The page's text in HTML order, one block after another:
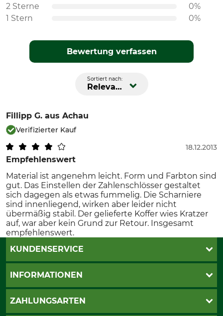
2 Sterne
0%
1 Stern
0%
Bewertung verfassen
Sortiert nach:
Relevanz
Fillipp G. aus Achau
Verifizierter Kauf
Empfehlenswert
18.12.2013
Material ist angenehm leicht. Form und Farbton sind
gut. Das Einstellen der Zahlenschlösser gestaltet
sich dagegen als etwas fummelig. Die Scharniere
sind innenliegend, wirken aber leider nicht
übermäßig stabil. Der gelieferte Koffer wies Kratzer
auf, war aber kein Grund zur Retour. Insgesamt
empfehlenswert.
KUNDENSERVICE
Live-Shopping
INFORMATIONEN
AGB
ZAHLUNGSARTEN